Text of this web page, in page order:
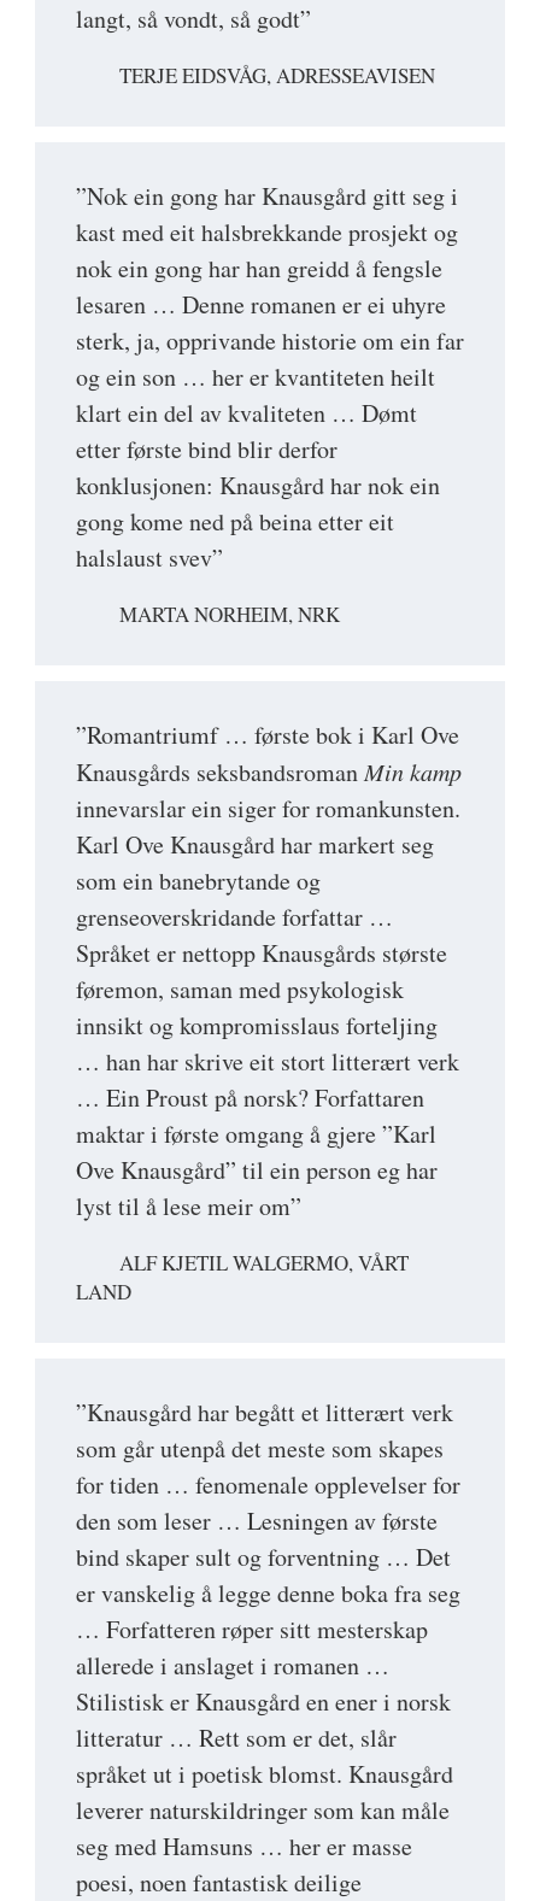
langt, så vondt, så godt”
TERJE EIDSVÅG, ADRESSEAVISEN
”Nok ein gong har Knausgård gitt seg i
kast med eit halsbrekkande prosjekt og
nok ein gong har han greidd å fengsle
lesaren … Denne romanen er ei uhyre
sterk, ja, opprivande historie om ein far
og ein son … her er kvantiteten heilt
klart ein del av kvaliteten … Dømt
etter første bind blir derfor
konklusjonen: Knausgård har nok ein
gong kome ned på beina etter eit
halslaust svev”
MARTA NORHEIM, NRK
”Romantriumf … første bok i Karl Ove
Knausgårds seksbandsromanMin kamp
innevarslar ein siger for romankunsten.
Karl Ove Knausgård har markert seg
som ein banebrytande og
grenseoverskridande forfattar …
Språket er nettopp Knausgårds største
føremon, saman med psykologisk
innsikt og kompromisslaus forteljing
… han har skrive eit stort litterært verk
… Ein Proust på norsk? Forfattaren
maktar i første omgang å gjere ”Karl
Ove Knausgård” til ein person eg har
lyst til å lese meir om”
ALF KJETIL WALGERMO, VÅRT
LAND
”Knausgård har begått et litterært verk
som går utenpå det meste som skapes
for tiden … fenomenale opplevelser for
den som leser … Lesningen av første
bind skaper sult og forventning … Det
er vanskelig å legge denne boka fra seg
… Forfatteren røper sitt mesterskap
allerede i anslaget i romanen …
Stilistisk er Knausgård en ener i norsk
litteratur … Rett som er det, slår
språket ut i poetisk blomst. Knausgård
leverer naturskildringer som kan måle
seg med Hamsuns … her er masse
poesi, noen fantastisk deilige